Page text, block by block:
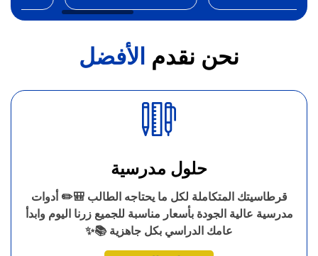
نحن نقدم الأفضل
حلول مدرسية
قرطاسيتك المتكاملة لكل ما يحتاجه الطالب 🎒✏️ أدوات
مدرسية عالية الجودة بأسعار مناسبة للجميع زرنا اليوم وابدأ
عامك الدراسي بكل جاهزية 📚✨